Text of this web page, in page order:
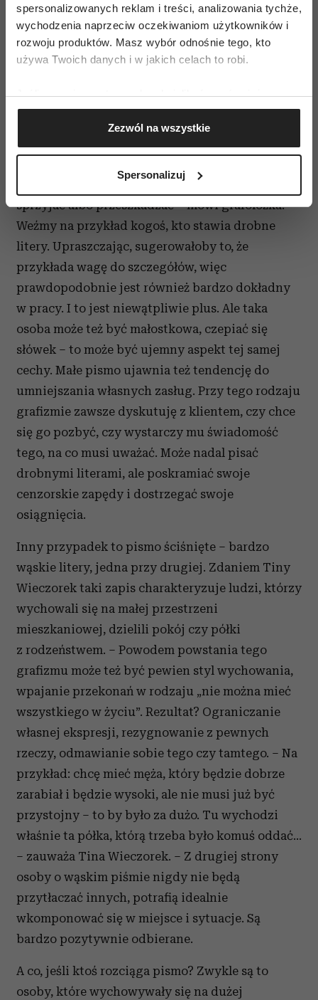
spersonalizowanych reklam i treści, analizowania tychże,
wychodzenia naprzeciw oczekiwaniom użytkowników i
rozwoju produktów. Masz wybór odnośnie tego, kto
używa Twoich danych i w jakich celach to robi.
Jeśli wyrazisz na to zgodę, chcielibyśmy również:
Gromadzić dane dotyczące Twojej lokalizacji
geograficznej z dokładnością nawet do kilku metrów
Identyfikować Twoje urządzenie, aktywnie
(fingerprinting, czyli wirtualny odcisk palca)
dane są przetwarzane oraz ustaw własne preferencje w
sekcji szczegółów
. W Deklaracji plików cookie możesz
zmienić lub wycofać swoją zgodę w dowolnej chwili.
Wykorzystujemy pliki cookie do spersonalizowania treści
i reklam, aby oferować funkcje społecznościowe i
analizować ruch w naszej witrynie. Informacje o tym, jak
korzystasz z naszej witryny, udostępniamy partnerom
społecznościowym, reklamowym i analitycznym.
Partnerzy mogą połączyć te informacje z innymi danymi
otrzymanymi od Ciebie lub uzyskanymi podczas
korzystania z ich usług.
Zezwól na wszystkie
Spersonalizuj
grafizmami – tymi, które mogą najbardziej
utrudniać życie. Kiedy już zmiana zostanie
wprowadzona, można wziąć pod lupę nową
próbkę i zastanowić się, co dalej – czy warto
– Grafologia znakomicie odzwierciedla tezę, że
nic nie jest dobre ani złe, nie ma czegoś takiego
które, w zależności od sytuacji, mogą nam
sprzyjać albo przeszkadzać – mówi grafolożka. –
Weźmy na przykład kogoś, kto stawia drobne
litery. Upraszczając, sugerowałoby to, że
przykłada wagę do szczegółów, więc
prawdopodobnie jest również bardzo dokładny
w pracy. I to jest niewątpliwie plus. Ale taka
osoba może też być małostkowa, czepiać się
słówek – to może być ujemny aspekt tej samej
cechy. Małe pismo ujawnia też tendencję do
umniejszania własnych zasług. Przy tego rodzaju
grafizmie zawsze dyskutuję z klientem, czy chce
się go pozbyć, czy wystarczy mu świadomość
tego, na co musi uważać. Może nadal pisać
drobnymi literami, ale poskramiać swoje
cenzorskie zapędy i dostrzegać swoje
osiągnięcia.
Inny przypadek to pismo ściśnięte – bardzo
wąskie litery, jedna przy drugiej. Zdaniem Tiny
Wieczorek taki zapis charakteryzuje ludzi, którzy
wychowali się na małej przestrzeni
mieszkaniowej, dzielili pokój czy półki
z rodzeństwem. – Powodem powstania tego
grafizmu może też być pewien styl wychowania,
wpajanie przekonań w rodzaju „nie można mieć
wszystkiego w życiu”. Rezultat? Ograniczanie
własnej ekspresji, rezygnowanie z pewnych
rzeczy, odmawianie sobie tego czy tamtego. – Na
przykład: chcę mieć męża, który będzie dobrze
zarabiał i będzie wysoki, ale nie musi już być
przystojny – to by było za dużo. Tu wychodzi
właśnie ta półka, którą trzeba było komuś oddać...
– zauważa Tina Wieczorek. – Z drugiej strony
osoby o wąskim piśmie nigdy nie będą
przytłaczać innych, potrafią idealnie
wkomponować się w miejsce i sytuacje. Są
bardzo pozytywnie odbierane.
A co, jeśli ktoś rozciąga pismo? Zwykle są to
osoby, które wychowywały się na dużej